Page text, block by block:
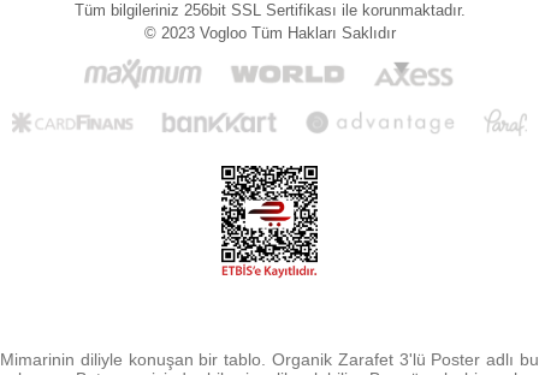
Tüm bilgileriniz 256bit SSL Sertifikası ile korunmaktadır.
© 2023 Vogloo Tüm Hakları Saklıdır
Mimarinin diliyle konuşan bir tablo. Organik Zarafet 3'lü Poster adlı bu